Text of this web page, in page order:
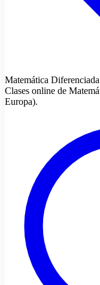
Matemática Diferenciada
Clases online de
Europa).